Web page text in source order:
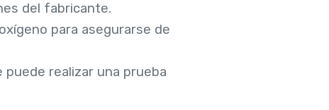
del fabricante.
para asegurarse de
realizar una prueba